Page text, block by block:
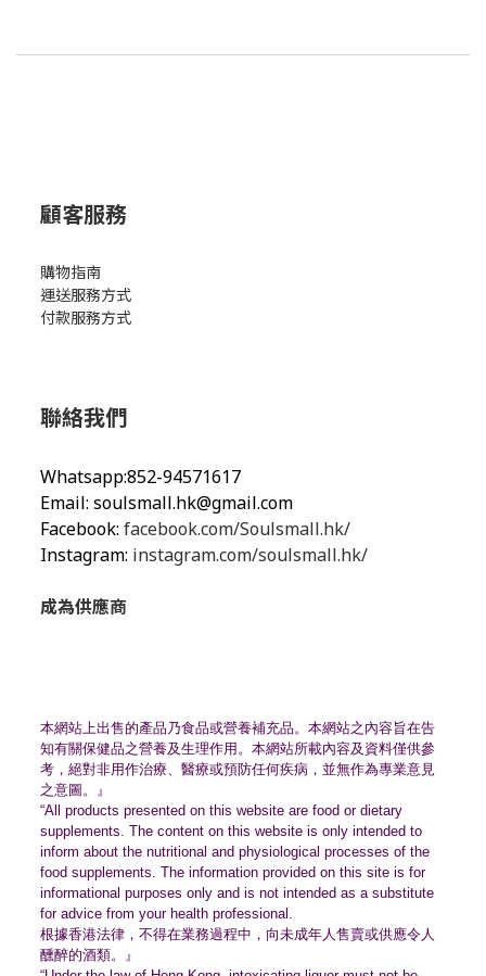
顧客服務
購物指南
運送服務方式
付款服務方式
聯絡我們
Whatsapp:852-94571617
Email: soulsmall.hk@gmail.com
Facebook: facebook.com/Soulsmall.hk/
Instagram: instagram.com/soulsmall.hk/
成為供應商
本網站上出售的產品乃食品或營養補充品。 本網站之內容旨在告
知有關保健品之營養及生理作用。 本網站所載內容及資料僅供參
考，絕對非用作治療、 醫療或預防任何疾病，並無作為專業意見
之意圖。』
“All products presented on this website are food or dietary
supplements. The content on this website is only intended to
inform about the nutritional and physiological processes of the
food supplements. The information provided on this site is for
informational purposes only and is not intended as a substitute
for advice from your health professional.
根據香港法律，不得在業務過程中， 向未成年人售賣或供應令人
醺醉的酒類。』